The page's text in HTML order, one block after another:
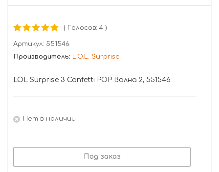
( Голосов: 4 )
Артикул: 551546
Производитель: L.O.L. Surprise
LOL Surprise 3 Confetti POP Волна 2, 551546
Нет в наличии
Под заказ